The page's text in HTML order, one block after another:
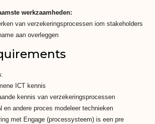
werkzaamheden:
van verzekeringsprocessen iom stakeholders
aan overleggen
:
ICT kennis
kennis van verzekeringsprocessen
en andere proces modeleer technieken
met Engage (processysteem) is een pre